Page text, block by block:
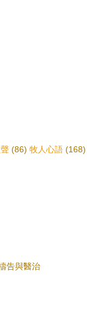
(86) 牧人心語 (168)
告與醫治